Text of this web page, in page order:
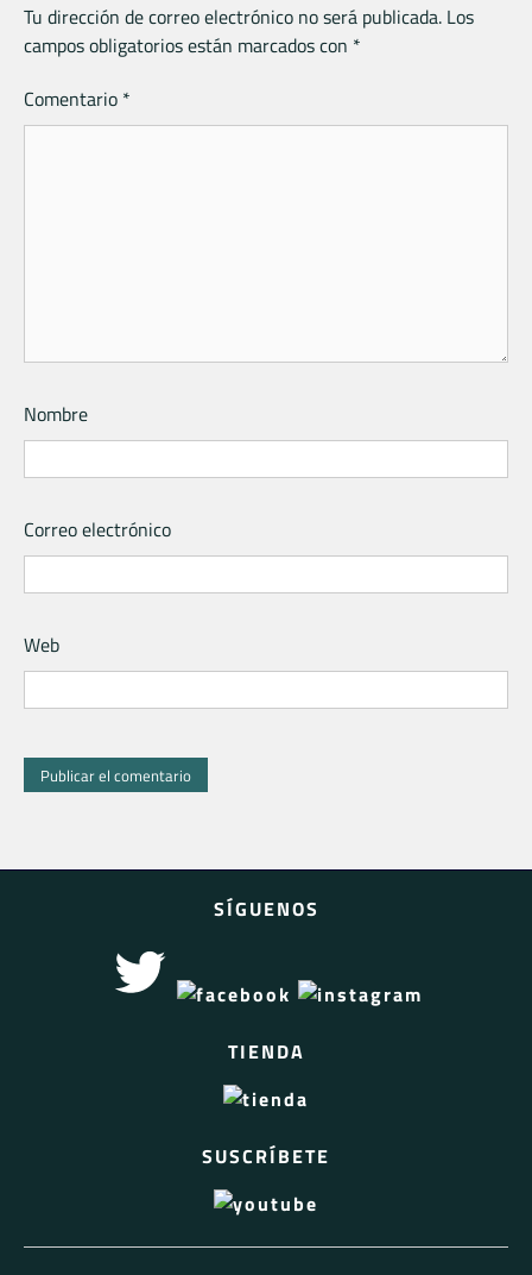
Tu dirección de correo electrónico no será publicada. Los
campos obligatorios están marcados con *
Comentario *
Nombre
Correo electrónico
Web
SÍGUENOS
TIENDA
SUSCRÍBETE